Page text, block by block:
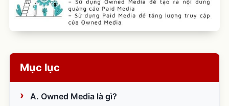
Mục lục
A. Owned Media là gì?